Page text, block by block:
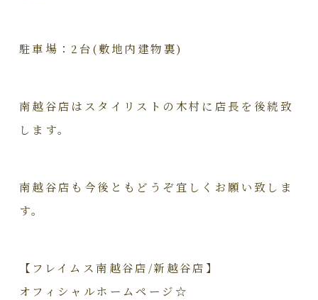
駐車場：2台(敷地内建物裏)
南越谷店はスタイリストの木村に店長を後続致
します。
南越谷店も今後ともどうぞ宜しくお願い致しま
す。
【フレイムス南越谷店/新越谷店】
オフィシャルホームページ☆